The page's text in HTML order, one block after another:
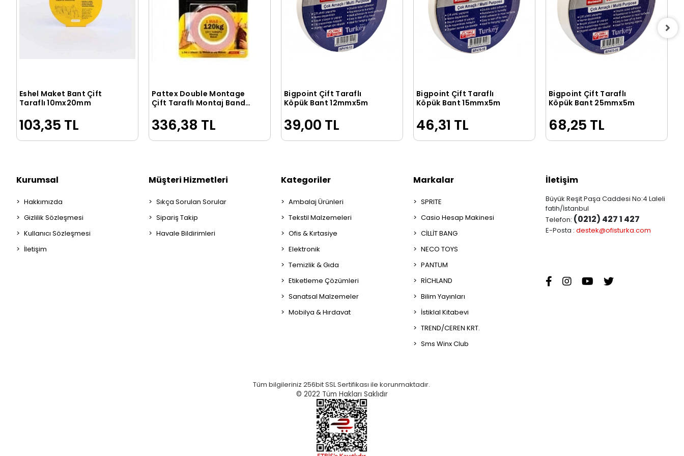
Sepete Ekle
Eshel Maket Bant Çift
Taraflı 10mx20mm
103,35 TL
Sepete Ekle
Pattex Double Montage
Çift Taraflı Montaj Band
336,38 TL
Sepete Ekle
Bigpoint Çift Taraflı
Köpük Bant 12mmx5m
39,00 TL
Sepete Ekle
Bigpoint Çift Taraflı
Köpük Bant 15mmx5m
46,31 TL
Sepete Ekle
Bigpoint Çift Taraflı
Köpük Bant 25mmx5m
68,25 TL
Kurumsal
Hakkımızda
Gizlilik Sözleşmesi
Kullanıcı Sözleşmesi
İletişim
Müşteri Hizmetleri
Sıkça Sorulan Sorular
Sipariş Takip
Havale Bildirimleri
Kategoriler
Ambalaj Ürünleri
Tekstil Malzemeleri
Ofis & Kırtasiye
Elektronik
Temizlik & Gıda
Etiketleme Çözümleri
Sanatsal Malzemeler
Mobilya & Hırdavat
Markalar
SPRITE
Casio Hesap Makinesi
CİLLİT BANG
NECO TOYS
PANTUM
RİCHLAND
Bilim Yayınları
İstiklal Kitabevi
TREND/CEREN KRT.
Sms Winx Club
İletişim
Büyük Reşit Paşa Caddesi No:4 Laleli
fatih/İstanbul
Telefon: (0212) 427 1 427
E-Posta : destek@ofisturka.com
Tüm bilgileriniz 256bit SSL Sertifikası ile korunmaktadır.
© 2022 Tüm Hakları Saklıdır